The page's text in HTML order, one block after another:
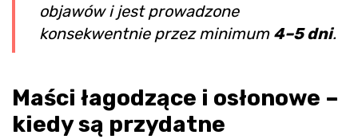
objawów i jest prowadzone
konsekwentnie przez minimum 4–5 dni.
Maści łagodzące i osłonowe –
kiedy są przydatne